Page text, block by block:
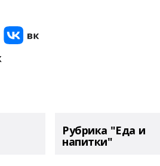
Рубрика "Еда и
напитки"